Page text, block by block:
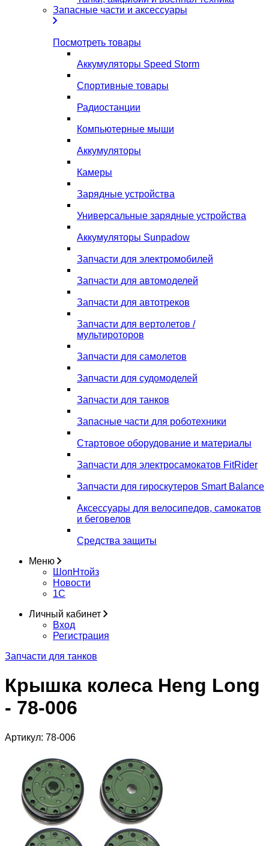
Запасные части и аксессуары
Посмотреть товары
Аккумуляторы Speed Storm
Спортивные товары
Радиостанции
Компьютерные мыши
Аккумуляторы
Камеры
Зарядные устройства
Универсальные зарядные устройства
Аккумуляторы Sunpadow
Запчасти для электромобилей
Запчасти для автомоделей
Запчасти для автотреков
Запчасти для вертолетов /
мультироторов
Запчасти для самолетов
Запчасти для судомоделей
Запчасти для танков
Запасные части для роботехники
Стартовое оборудование и материалы
Запчасти для электросамокатов FitRider
Запчасти для гироскутеров Smart Balance
Аксессуары для велосипедов, самокатов
и беговелов
Средства защиты
Меню
ШопНтойз
Новости
1C
Личный кабинет
Вход
Регистрация
Запчасти для танков
Крышка колеса Heng Long
- 78-006
Артикул: 78-006